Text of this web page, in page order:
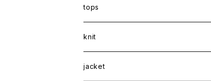
tops
shirt
Tee
knit
jacket